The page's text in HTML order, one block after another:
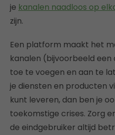
je kanalen naadloos op
zijn.
Een platform maakt het
kanalen (bijvoorbeeld
toe te voegen en aan te
je diensten en producten
kunt leveren, dan ben je
toekomstige crises. Zorg
de eindgebruiker altijd